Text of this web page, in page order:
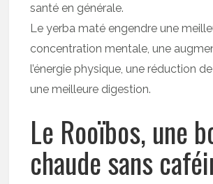
santé en générale.
Le yerba maté engendre une
concentration mentale, une
l’énergie physique, une réduction
une meilleure digestion.
Le Rooïbos, une
chaude sans